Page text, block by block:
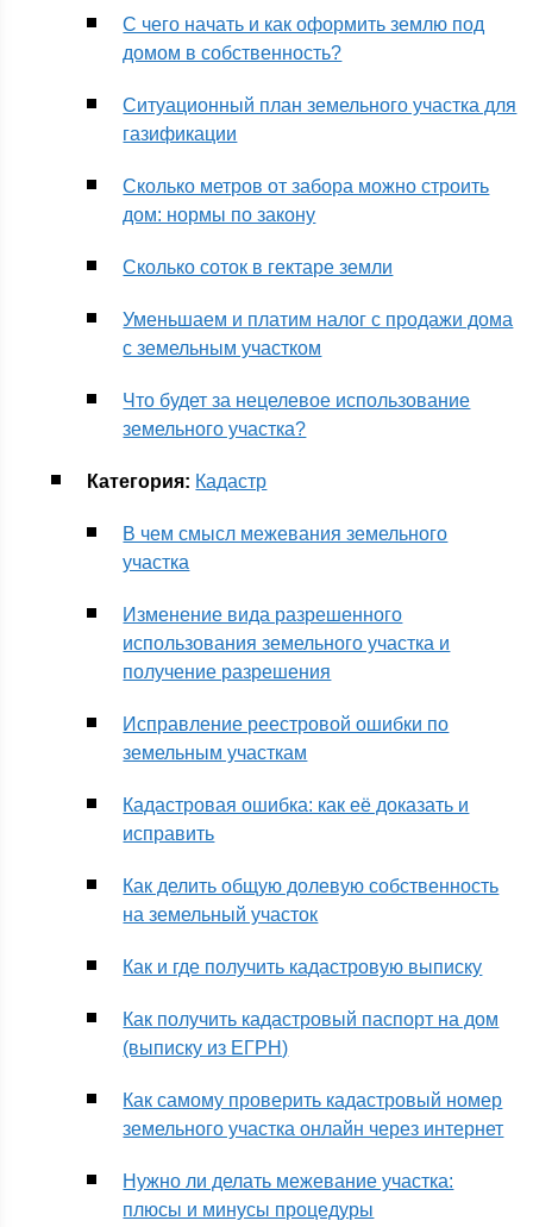
С чего начать и как оформить землю под
домом в собственность?
Ситуационный план земельного участка для
газификации
Сколько метров от забора можно строить
дом: нормы по закону
Сколько соток в гектаре земли
Уменьшаем и платим налог с продажи дома
с земельным участком
Что будет за нецелевое использование
земельного участка?
Категория: Кадастр
В чем смысл межевания земельного
участка
Изменение вида разрешенного
использования земельного участка и
получение разрешения
Исправление реестровой ошибки по
земельным участкам
Кадастровая ошибка: как её доказать и
исправить
Как делить общую долевую собственность
на земельный участок
Как и где получить кадастровую выписку
Как получить кадастровый паспорт на дом
(выписку из ЕГРН)
Как самому проверить кадастровый номер
земельного участка онлайн через интернет
Нужно ли делать межевание участка:
плюсы и минусы процедуры